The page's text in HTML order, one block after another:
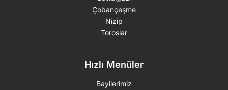
Çobançeşme
Nizip
Toroslar
Hızlı Menüler
Bayilerimiz